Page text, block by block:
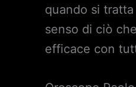
quando si
senso di ciò
efficace con